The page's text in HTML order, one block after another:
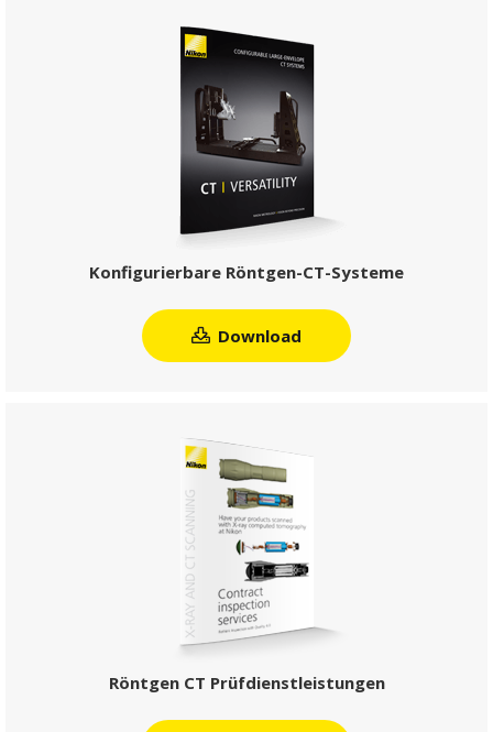
Konfigurierbare Röntgen-CT-Systeme
Download
Röntgen CT Prüfdienstleistungen